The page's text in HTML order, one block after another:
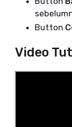
Button
Video